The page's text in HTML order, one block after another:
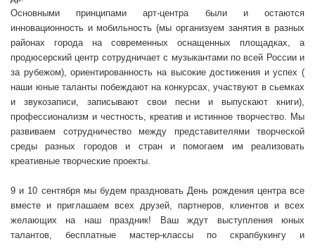
Основными принципами арт-центра были и остаются
инновационность и мобильность (мы организуем занятия в разных
районах города на современных оснащенных площадках, а
продюсерский центр сотрудничает с музыкантами по всей России и
за рубежом), ориентированность на высокие достижения и успех (
наши юные таланты побеждают на конкурсах, участвуют в сьемках
и звукозаписи, записывают свои песни и выпускают книги),
профессионализм и честность, креатив и истинное творчество. Мы
развиваем сотрудничество между представителями творческой
среды разных городов и стран и помогаем им реализовать
креативные творческие проекты.
9 и 10 сентября мы будем праздновать День рождения центра все
вместе и приглашаем всех друзей, партнеров, клиентов и всех
желающих на наш праздник! Ваш ждут выступления юных
талантов, бесплатные мастер-классы по скрапбукингу и